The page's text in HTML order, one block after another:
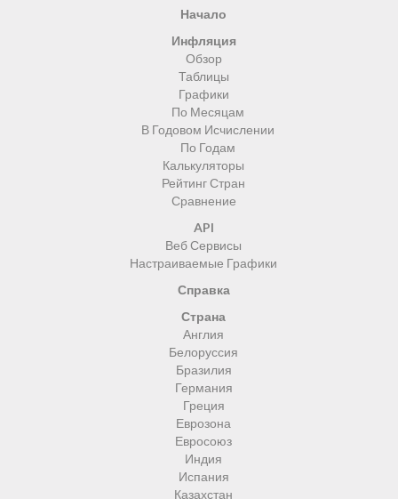
Начало
Инфляция
Обзор
Таблицы
Графики
По Месяцам
В Годовом Исчислении
По Годам
Калькуляторы
Рейтинг Стран
Сравнение
API
Веб Сервисы
Настраиваемые Графики
Справка
Страна
Англия
Белоруссия
Бразилия
Германия
Греция
Еврозона
Евросоюз
Индия
Испания
Казахстан